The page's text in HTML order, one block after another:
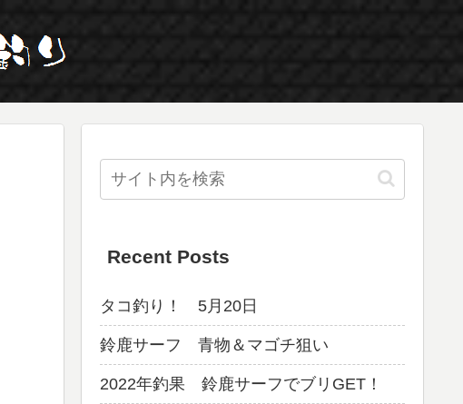
Recent Posts
タコ釣り！ 5月20日
鈴鹿サーフ 青物＆マゴチ狙い
2022年釣果 鈴鹿サーフでブリGET！